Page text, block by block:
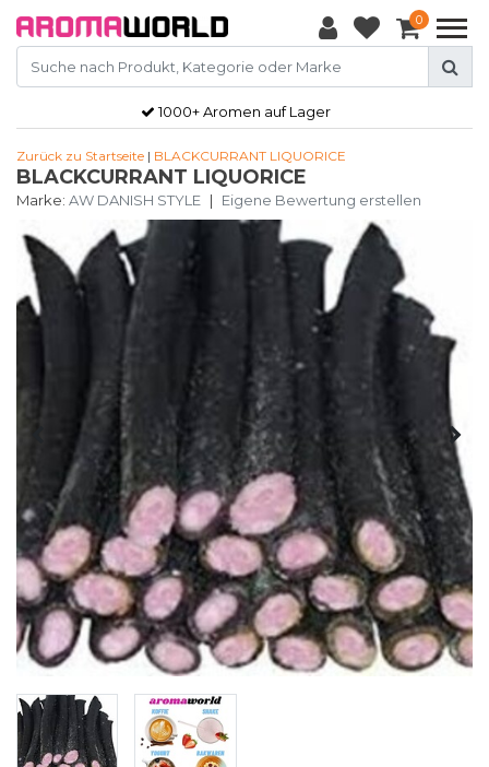
0
1000+ Aromen auf Lager
Zurück zu Startseite | BLACKCURRANT LIQUORICE
BLACKCURRANT LIQUORICE
Marke: AW DANISH STYLE | Eigene Bewertung erstellen